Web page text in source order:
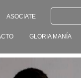
ASOCIATE
GLORIA MANÍA